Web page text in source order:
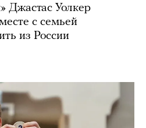
Джастас Уолкер
с семьей
из России